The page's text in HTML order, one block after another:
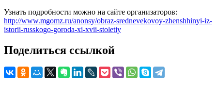
Узнать подробности можно на сайте организаторов:
http://www.mgomz.ru/anonsy/obraz-srednevekovoy-zhenshhinyi-iz-
istorii-russkogo-goroda-xi-xvii-stoletiy
Поделиться ссылкой